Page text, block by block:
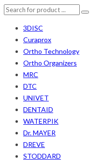
3DISC
Curaprox
Ortho Technology
Ortho Organizers
MRC
DTC
UNIVET
DENTAID
WATERPIK
Dr. MAYER
DREVE
STODDARD